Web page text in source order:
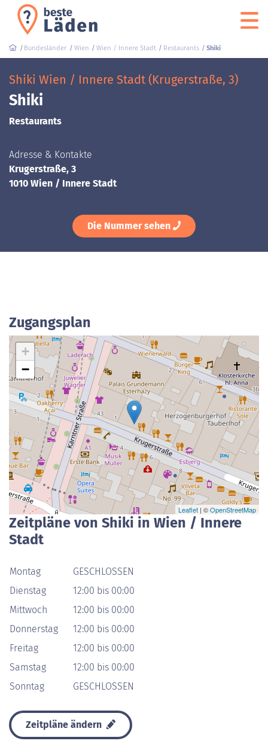
Bundesländer Wien Wien / Innere Stadt Restaurants Shiki
Shiki Wien / Innere Stadt (Krugerstraße, 3)
Shiki
Restaurants
Adresse & Kontakte
Krugerstraße, 3
1010 Wien / Innere Stadt
Die Nummer sehen
Zugangsplan
+
−
Leaflet | ©OpenStreetMap
Zeitpläne von Shiki in Wien / Innere
Stadt
Montag
GESCHLOSSEN
Dienstag
12:00 bis 00:00
Mittwoch
12:00 bis 00:00
Donnerstag
12:00 bis 00:00
Freitag
12:00 bis 00:00
Samstag
12:00 bis 00:00
Sonntag
GESCHLOSSEN
Zeitpläne ändern